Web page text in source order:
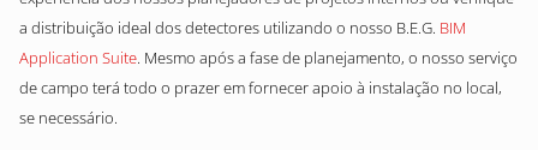
a distribuição ideal dos detectores utilizando o nosso B.E.G. BIM
Application Suite. Mesmo após a fase de planejamento, o nosso serviço
de campo terá todo o prazer em fornecer apoio à instalação no local,
se necessário.